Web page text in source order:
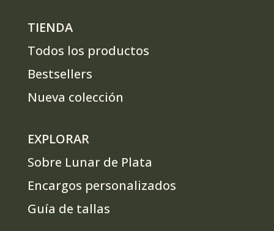
TIENDA
Todos los productos
Bestsellers
Nueva colección
EXPLORAR
Sobre Lunar de Plata
Encargos personalizados
Guía de tallas